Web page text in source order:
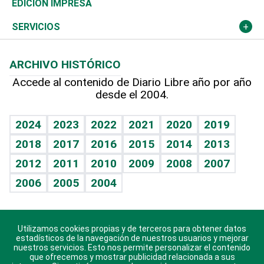
Resto del mundo
Economía personal
Podcast Arte Libre
Hablando con el pediatra
Vida y familia
Eñe
Celebrando la vida
Sin complejos
En pocas palabras
Escuchando al corazón
Economía Personal
Más deportes
Línea de hit
TBT Deportivo
Columnistas
Más firmas
Martes de tecnología
Cambio climático
Deportes
Opinión
Hecho en casa
Guía del dinero
EDICIÓN IMPRESA
SERVICIOS
Cumpleaños
Horóscopos
Crucigramas
ARCHIVO HISTÓRICO
Accede al contenido de Diario Libre año por año
desde el 2004.
2024 2023 2022 2021 2020
2019
2018
2017 2016 2015 2014
2013
2012
2011 2010 2009 2008
2007
2006
2005 2004
Descarga nuestras aplicaciones para Android, iOS y
sistema Huawei.
Utilizamos cookies propias y de terceros para obtener datos
estadísticos de la navegación de nuestros usuarios y mejorar
nuestros servicios. Esto nos permite personalizar el contenido
que ofrecemos y mostrar publicidad relacionada a sus